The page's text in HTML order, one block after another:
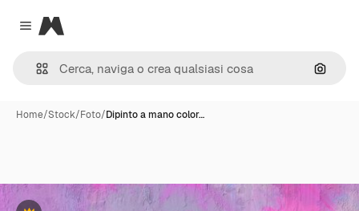
Close menu
Magnific
Cerca
Home/Stock/Foto/Dipinto a mano color…